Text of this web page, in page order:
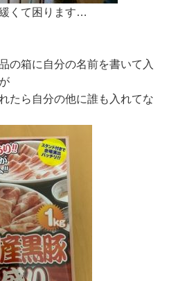
くて困ります…
の箱に自分の名前を書いて入
たら自分の他に誰も入れてな